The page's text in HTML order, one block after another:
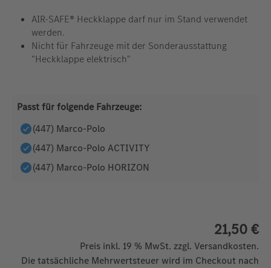
AIR-SAFE® Heckklappe darf nur im Stand verwendet
werden.
Nicht für Fahrzeuge mit der Sonderausstattung
"Heckklappe elektrisch"
Passt für folgende Fahrzeuge:
(447) Marco-Polo
(447) Marco-Polo ACTIVITY
(447) Marco-Polo HORIZON
21,50 €
Preis inkl. 19 % MwSt. zzgl. Versandkosten.
Die tatsächliche Mehrwertsteuer wird im Checkout nach